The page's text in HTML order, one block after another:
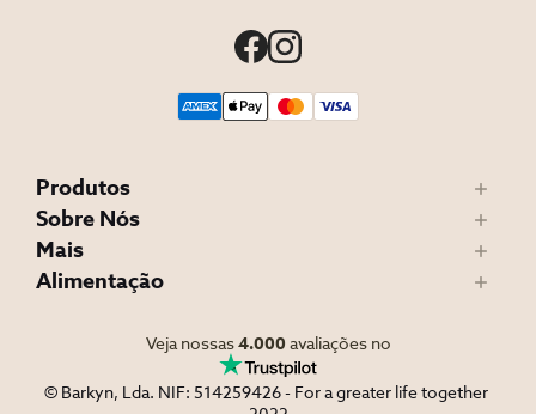
Produtos
Sobre Nós
Mais
Alimentação
Veja nossas 4.000 avaliações no
© Barkyn, Lda. NIF: 514259426 - For a greater life together